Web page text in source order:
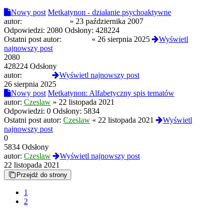
Nowy post Metkatynon - działanie psychoaktywne
autor:
» 23 października 2007
Odpowiedzi: 2080 Odsłony: 428224
Ostatni post autor:
« 26 sierpnia 2025
Wyświetl
najnowszy post
2080
428224 Odsłony
autor:
Wyświetl najnowszy post
26 sierpnia 2025
Nowy post Metkatynon: Alfabetyczny spis tematów
autor: Czeslaw » 22 listopada 2021
Odpowiedzi: 0 Odsłony: 5834
Ostatni post autor: Czeslaw « 22 listopada 2021
Wyświetl
najnowszy post
0
5834 Odsłony
autor: Czeslaw
Wyświetl najnowszy post
22 listopada 2021
Przejdź do strony
1
2